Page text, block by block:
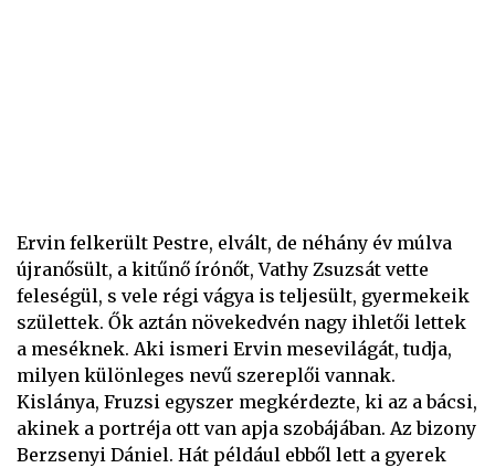
Ervin felkerült Pestre, elvált, de néhány év múlva
újranősült, a kitűnő írónőt, Vathy Zsuzsát vette
feleségül, s vele régi vágya is teljesült, gyermekeik
születtek. Ők aztán növekedvén nagy ihletői lettek
a meséknek. Aki ismeri Ervin mesevilágát, tudja,
milyen különleges nevű szereplői vannak.
Kislánya, Fruzsi egyszer megkérdezte, ki az a bácsi,
akinek a portréja ott van apja szobájában. Az bizony
Berzsenyi Dániel. Hát például ebből lett a gyerek